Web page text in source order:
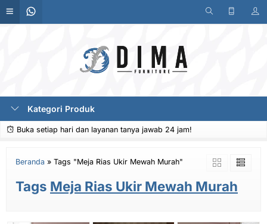
Kategori Produk
Buka setiap hari dan layanan tanya jawab 24 jam!
Beranda » Tags "Meja Rias Ukir Mewah Murah"
Tags Meja Rias Ukir Mewah Murah